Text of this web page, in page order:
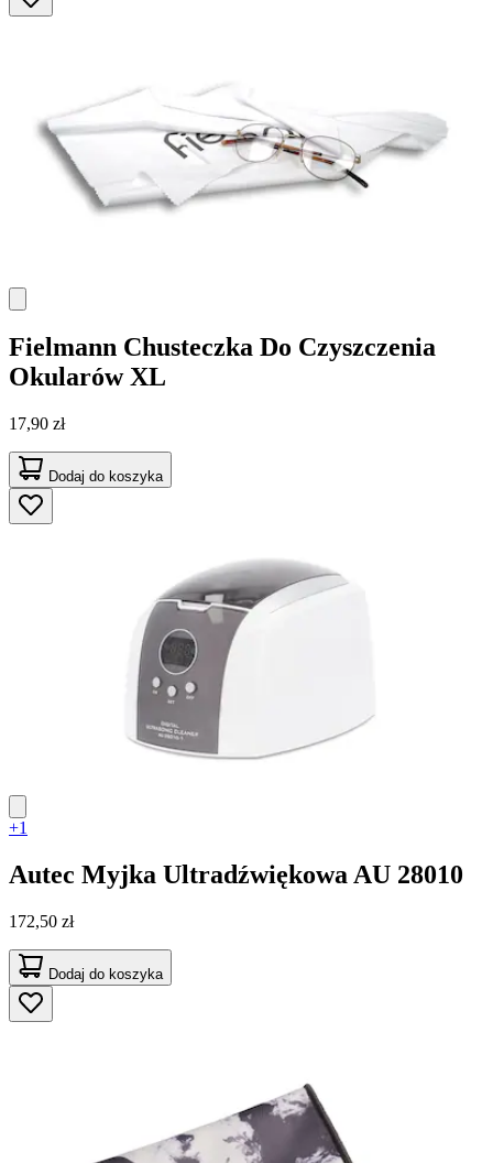
Fielmann Chusteczka Do Czyszczenia
Okularów XL
17,90 zł
Dodaj do koszyka
+1
Autec Myjka Ultradźwiękowa AU 28010
172,50 zł
Dodaj do koszyka